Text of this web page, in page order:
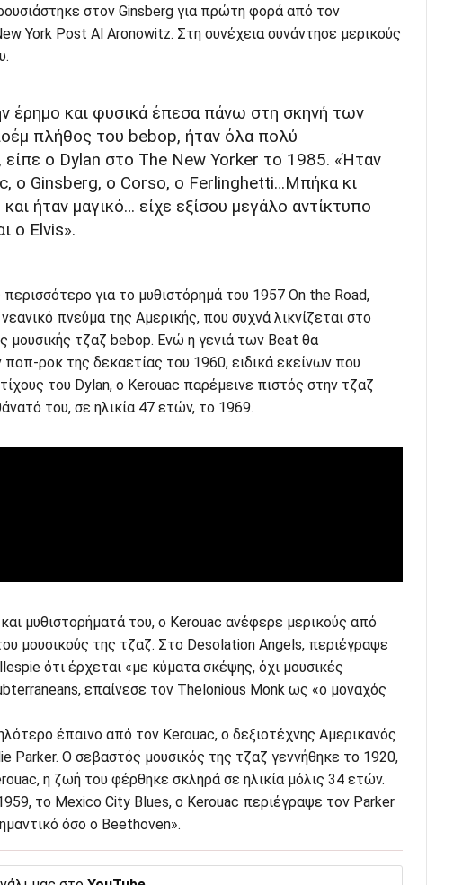
στον Ginsberg για πρώτη φορά από τον
York Post Al Aronowitz. Στη συνέχεια συνάντησε μερικούς
έρημο και φυσικά έπεσα πάνω στη σκηνή των
πλήθος του bebop, ήταν όλα πολύ
είπε ο Dylan στο The New Yorker το 1985. «Ήταν
ο Ginsberg, ο Corso, ο Ferlinghetti…Μπήκα κι
ήταν μαγικό… είχε εξίσου μεγάλο αντίκτυπο
ο Elvis».
για το μυθιστόρημά του 1957 On the Road,
πνεύμα της Αμερικής, που συχνά λικνίζεται στο
μουσικής τζαζ bebop. Ενώ η γενιά των Beat θα
ροκ της δεκαετίας του 1960, ειδικά εκείνων που
του Dylan, ο Kerouac παρέμεινε πιστός στην τζαζ
του, σε ηλικία 47 ετών, το 1969.
μυθιστορήματά του, ο Kerouac ανέφερε μερικούς από
μουσικούς της τζαζ. Στο Desolation Angels, περιέγραψε
ότι έρχεται «με κύματα σκέψης, όχι μουσικές
επαίνεσε τον Thelonious Monk ως «ο μοναχός
έπαινο από τον Kerouac, ο δεξιοτέχνης Αμερικανός
Parker. Ο σεβαστός μουσικός της τζαζ γεννήθηκε το 1920,
η ζωή του φέρθηκε σκληρά σε ηλικία μόλις 34 ετών.
το Mexico City Blues, ο Kerouac περιέγραψε τον Parker
όσο ο Beethoven».